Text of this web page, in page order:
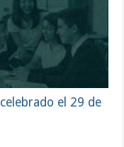
el 29 de